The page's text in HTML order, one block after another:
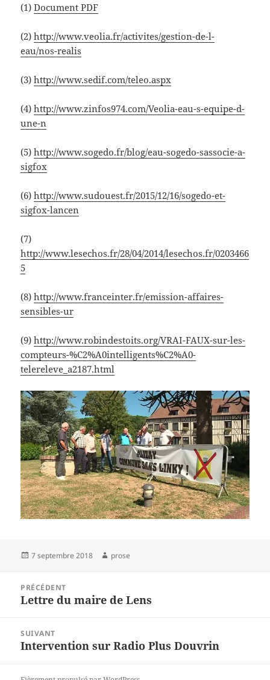
(1)Document PDF
(2)http://www.veolia.fr/activites/gestion-de-l-
eau/nos-realis
(3)http://www.sedif.com/teleo.aspx
(4)http://www.zinfos974.com/Veolia-eau-s-equipe-d-
une-n
(5)http://www.sogedo.fr/blog/eau-sogedo-sassocie-a-
sigfox
(6)http://www.sudouest.fr/2015/12/16/sogedo-et-
sigfox-lancen
(7)
http://www.lesechos.fr/28/04/2014/lesechos.fr/0203466
5
(8)http://www.franceinter.fr/emission-affaires-
sensibles-ur
(9)http://www.robindestoits.org/VRAI-FAUX-sur-les-
compteurs-%C2%A0intelligents%C2%A0-
telereleve_a2187.html
Publié
7 septembre 2018 Auteur
prose
l’article
PRÉCÉDENT
Article
Lettre du maire de Lens
SUIVANT
Article
Intervention sur Radio Plus Douvrin